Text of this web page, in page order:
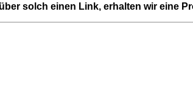
solch einen Link, erhalten wir eine